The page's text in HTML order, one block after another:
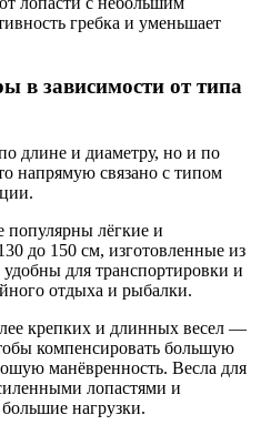
гребка и уменьшает
в зависимости от типа
длине и диаметру, но и по
напрямую связано с типом
популярны лёгкие и
до 150 см, изготовленные из
для транспортировки и
отдыха и рыбалки.
крепких и длинных весел —
компенсировать большую
манёвренность. Весла для
лопастями и
нагрузки.